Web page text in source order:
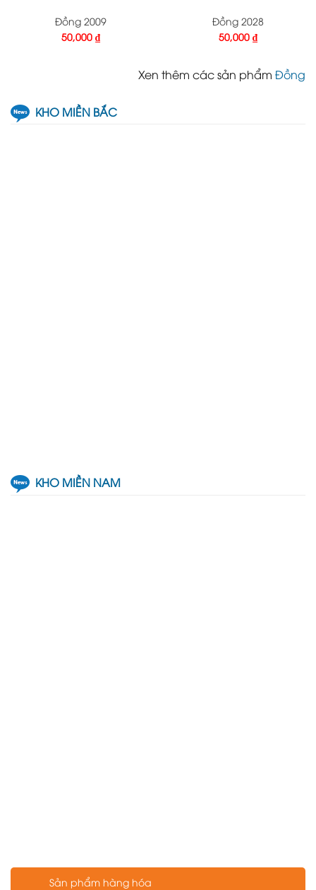
Đồng 2009
50,000 ₫
Đồng 2028
50,000 ₫
Xen thêm các sản phẩm Đồng
KHO MIỀN BẮC
KHO MIỀN NAM
Sản phẩm hàng hóa